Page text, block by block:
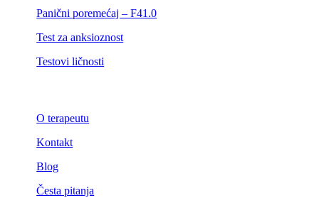
Panični poremećaj – F41.0
Test za anksioznost
Testovi ličnosti
O terapeutu
Kontakt
Blog
Česta pitanja